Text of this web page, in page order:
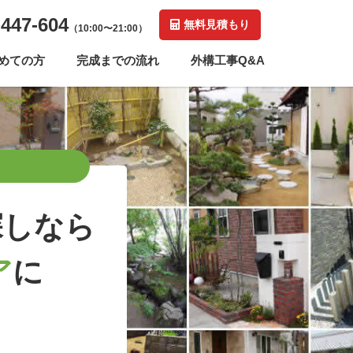
604（10:00〜21:00） 無料見積もり
ての方 完成までの流れ 外構工事Q&A
なら
に